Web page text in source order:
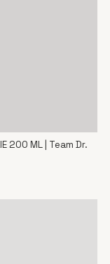
200 ML | Team Dr.